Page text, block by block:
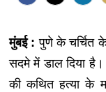
मुंबई :पुणे के चर्चित
सदमे में डाल दिया है।
की कथित हत्या के